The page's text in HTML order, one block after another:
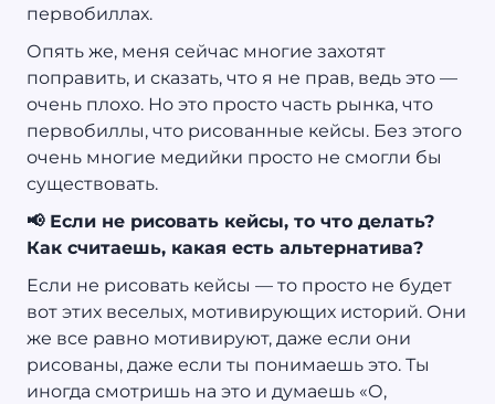
первобиллах.
Опять же, меня сейчас многие захотят
поправить, и сказать, что я не прав, ведь это —
очень плохо. Но это просто часть рынка, что
первобиллы, что рисованные кейсы. Без этого
очень многие медийки просто не смогли бы
существовать.
📢 Если не рисовать кейсы, то что делать?
Как считаешь, какая есть альтернатива?
Если не рисовать кейсы — то просто не будет
вот этих веселых, мотивирующих историй. Они
же все равно мотивируют, даже если они
рисованы, даже если ты понимаешь это. Ты
иногда смотришь на это и думаешь «О,